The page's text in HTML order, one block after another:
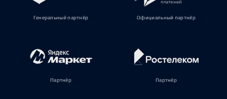
Генеральный партнёр Официальный партнёр
Партнёр Партнёр